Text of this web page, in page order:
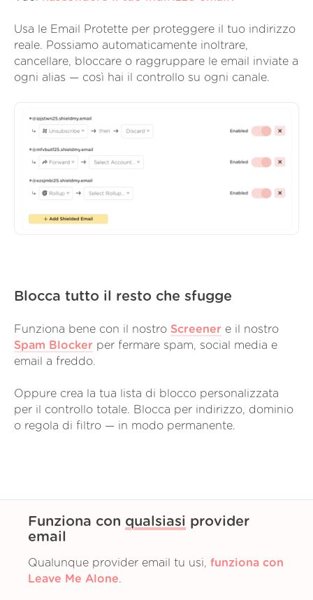
Usa le Email Protette per proteggere il tuo indirizzo
reale. Possiamo automaticamente inoltrare,
cancellare, bloccare o raggruppare le email inviate a
ogni alias — così hai il controllo su ogni canale.
Blocca tutto il resto che sfugge
Funziona bene con il nostro Screener e il nostro
Spam Blocker per fermare spam, social media e
email a freddo.
Oppure crea la tua lista di blocco personalizzata
per il controllo totale. Blocca per indirizzo, dominio
o regola di filtro — in modo permanente.
Funziona con qualsiasi provider
email
Qualunque provider email tu usi, funziona con
Leave Me Alone.